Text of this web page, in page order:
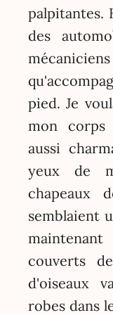
palpitantes.
des
pied. Je
mon corps
aussi
yeux de
chapeaux
semblaient
couverts
d'oiseaux
robes dans